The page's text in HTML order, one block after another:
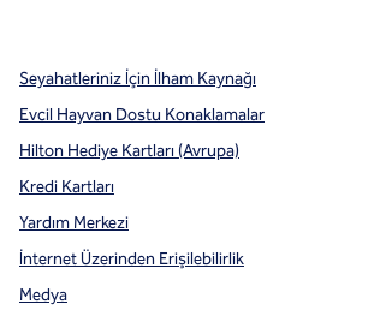
Seyahatleriniz İçin İlham Kaynağı
Evcil Hayvan Dostu Konaklamalar
Hilton Hediye Kartları (Avrupa)
Kredi Kartları
Yardım Merkezi
İnternet Üzerinden Erişilebilirlik
Medya